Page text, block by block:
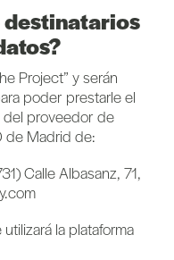
destinatarios
Project” y serán
poder prestarle el
del proveedor de
de Madrid de:
Calle Albasanz, 71,
la plataforma